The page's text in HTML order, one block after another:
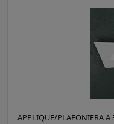
APPLIQUE/PLAFONIERA